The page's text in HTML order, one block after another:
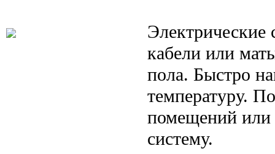
Электрические
кабели или
пола. Быстро
температуру.
помещений или
систему.